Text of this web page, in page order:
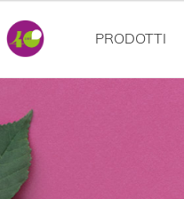
PRODOTTI